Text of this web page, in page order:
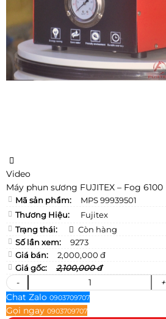
Video
Máy phun sương FUJITEX – Fog 6100
Mã sản phẩm:
MPS 99939501
Thương Hiệu:
Fujitex
Trạng thái:
Còn hàng
Số lần xem:
9273
Giá bán:
2,000,000 đ
Giá gốc:
2,100,000 đ
-
+
Chat Zalo 0903709707
Gọi ngay 0903709707